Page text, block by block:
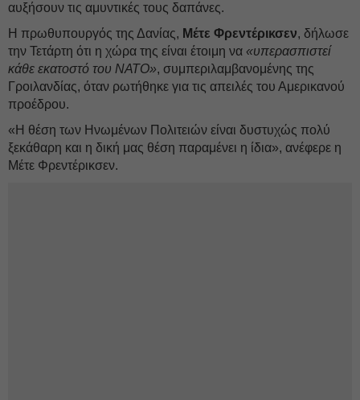
αυξήσουν τις αμυντικές τους δαπάνες.
Η πρωθυπουργός της Δανίας, Μέτε Φρεντέρικσεν, δήλωσε
την Τετάρτη ότι η χώρα της είναι έτοιμη να «υπερασπιστεί
κάθε εκατοστό του ΝΑΤΟ», συμπεριλαμβανομένης της
Γροιλανδίας, όταν ρωτήθηκε για τις απειλές του Αμερικανού
προέδρου.
«Η θέση των Ηνωμένων Πολιτειών είναι δυστυχώς πολύ
ξεκάθαρη και η δική μας θέση παραμένει η ίδια», ανέφερε η
Μέτε Φρεντέρικσεν.